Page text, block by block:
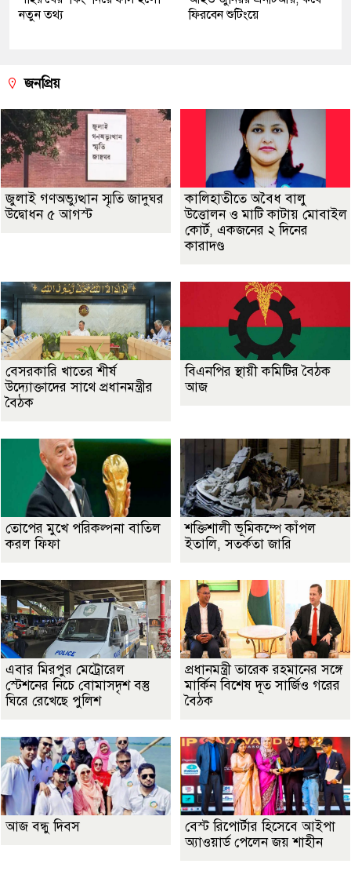
নতুন তথ্য
ফিরবেন শুটিংয়ে
জনপ্রিয়
জুলাই গণঅভ্যুত্থান স্মৃতি জাদুঘর
উদ্বোধন ৫ আগস্ট
কালিহাতীতে অবৈধ বালু
উত্তোলন ও মাটি কাটায় মোবাইল
কোর্ট, একজনের ২ দিনের
কারাদণ্ড
বেসরকারি খাতের শীর্ষ
উদ্যোক্তাদের সাথে প্রধানমন্ত্রীর
বৈঠক
বিএনপির স্থায়ী কমিটির বৈঠক
আজ
তোপের মুখে পরিকল্পনা বাতিল
করল ফিফা
শক্তিশালী ভূমিকম্পে কাঁপল
ইতালি, সতর্কতা জারি
এবার মিরপুর মেট্রোরেল
স্টেশনের নিচে বোমাসদৃশ বস্তু
ঘিরে রেখেছে পুলিশ
প্রধানমন্ত্রী তারেক রহমানের সঙ্গে
মার্কিন বিশেষ দূত সার্জিও গরের
বৈঠক
আজ বন্ধু দিবস
বেস্ট রিপোর্টার হিসেবে আইপা
অ্যাওয়ার্ড পেলেন জয় শাহীন